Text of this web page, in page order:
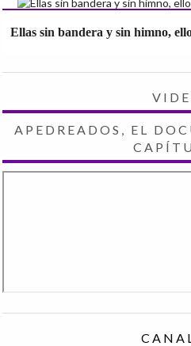
Ellas sin bandera y sin himno,
APEDREADOS, EL